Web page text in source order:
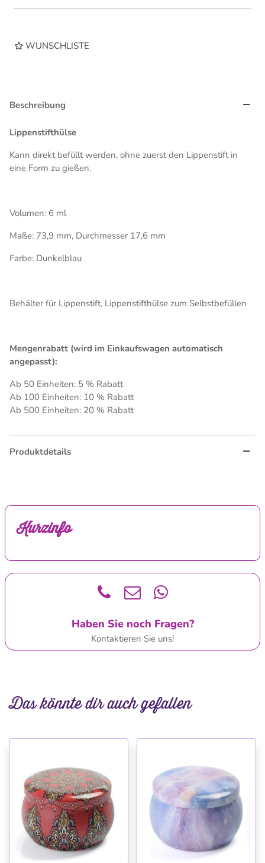
WUNSCHLISTE
Beschreibung
Lippenstifthülse
Kann direkt befüllt werden, ohne zuerst den Lippenstift in
eine Form zu gießen.
Volumen: 6 ml
Maße: 73,9 mm, Durchmesser 17,6 mm
Farbe: Dunkelblau
Behälter für Lippenstift, Lippenstifthülse zum Selbstbefüllen
Mengenrabatt (wird im Einkaufswagen automatisch
angepasst):
Ab 50 Einheiten: 5 % Rabatt
Ab 100 Einheiten: 10 % Rabatt
Ab 500 Einheiten: 20 % Rabatt
Produktdetails
Kurzinfo
Haben Sie noch Fragen?
Kontaktieren Sie uns!
Das könnte dir auch gefallen